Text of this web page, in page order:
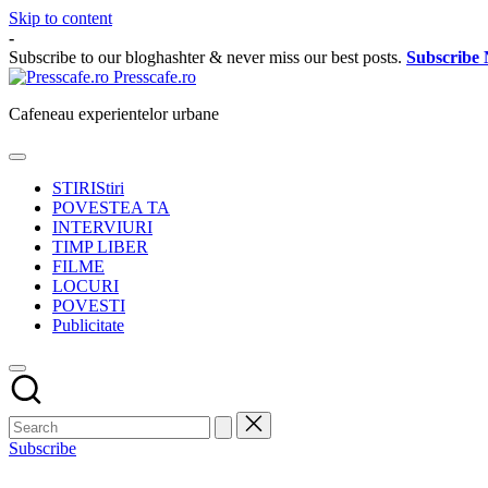
Skip to content
-
Subscribe to our bloghashter & never miss our best posts. Subscribe
Presscafe.ro
Cafeneau experientelor urbane
STIRIStiri
POVESTEA TA
INTERVIURI
TIMP LIBER
FILME
LOCURI
POVESTI
Publicitate
Subscribe